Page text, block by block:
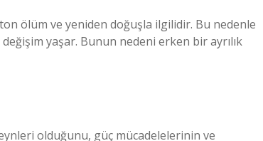
ölüm ve yeniden doğuşla ilgilidir. Bu nedenle
yaşar. Bunun nedeni erken bir ayrılık
olduğunu, güç mücadelelerinin ve